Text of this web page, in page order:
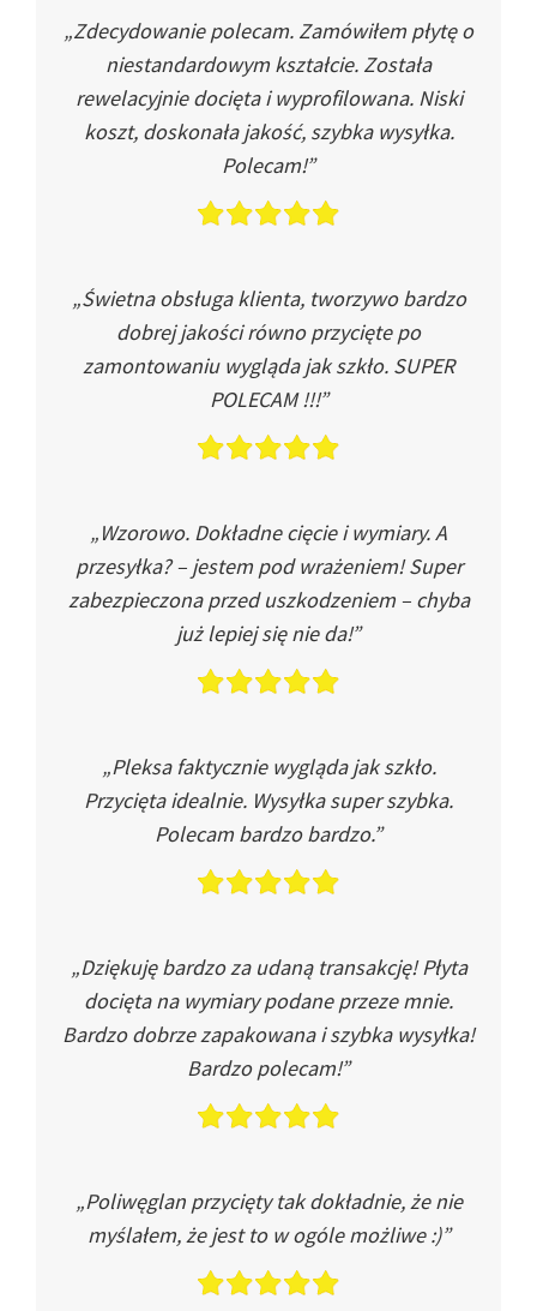
„Zdecydowanie polecam. Zamówiłem płytę o
niestandardowym kształcie. Została
rewelacyjnie docięta i wyprofilowana. Niski
koszt, doskonała jakość, szybka wysyłka.
Polecam!”
„Świetna obsługa klienta, tworzywo bardzo
dobrej jakości równo przycięte po
zamontowaniu wygląda jak szkło. SUPER
POLECAM !!!”
„Wzorowo. Dokładne cięcie i wymiary. A
przesyłka? – jestem pod wrażeniem! Super
zabezpieczona przed uszkodzeniem – chyba
już lepiej się nie da!”
„Pleksa faktycznie wygląda jak szkło.
Przycięta idealnie. Wysyłka super szybka.
Polecam bardzo bardzo.”
„Dziękuję bardzo za udaną transakcję! Płyta
docięta na wymiary podane przeze mnie.
Bardzo dobrze zapakowana i szybka wysyłka!
Bardzo polecam!”
„Poliwęglan przycięty tak dokładnie, że nie
myślałem, że jest to w ogóle możliwe :)”